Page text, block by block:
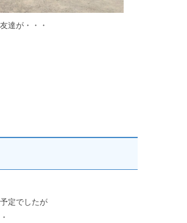
達が・・・
定でしたが